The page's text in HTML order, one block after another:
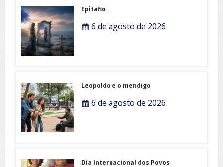
Epitafio
6 de agosto de 2026
Leopoldo e o mendigo
6 de agosto de 2026
Dia Internacional dos Povos